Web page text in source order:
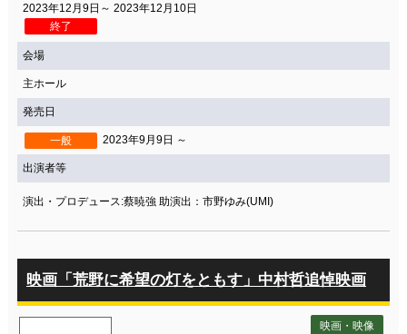
2023年12月9日～ 2023年12月10日
終了
会場
主ホール
発売日
一般 2023年9月9日 ～
出演者等
演出・プロデュース:蔡暁強 助演出：市野ゆみ(UMI)
映画「荒野に希望の灯をともす」中村哲追悼映画
映画・映像